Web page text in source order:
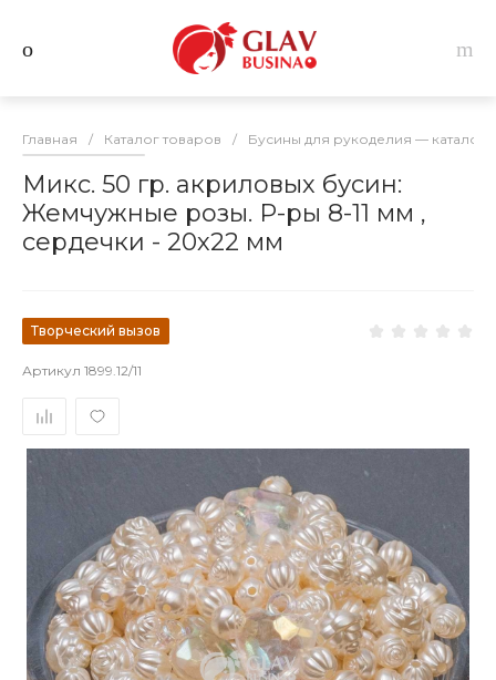
Главная / Каталог товаров / Бусины для рукоделия — каталог
Микс. 50 гр. акриловых бусин:
Жемчужные розы. Р-ры 8-11 мм ,
сердечки - 20х22 мм
Творческий вызов
Артикул 1899.12/11